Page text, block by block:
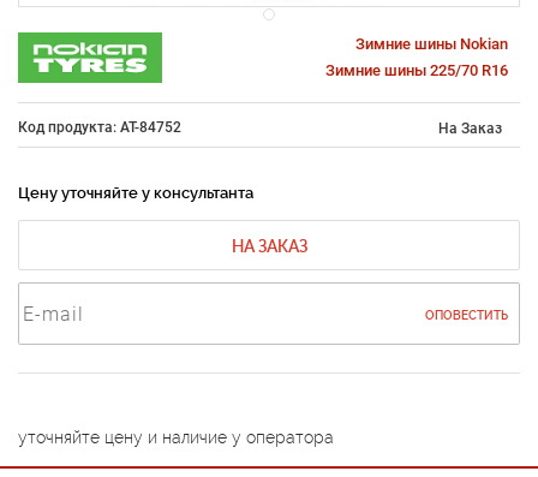
Зимние шины Nokian
Зимние шины 225/70 R16
Код продукта: AT-84752 На Заказ
Цену уточняйте у консультанта
НА ЗАКАЗ
ОПОВЕСТИТЬ
уточняйте цену и наличие у оператора